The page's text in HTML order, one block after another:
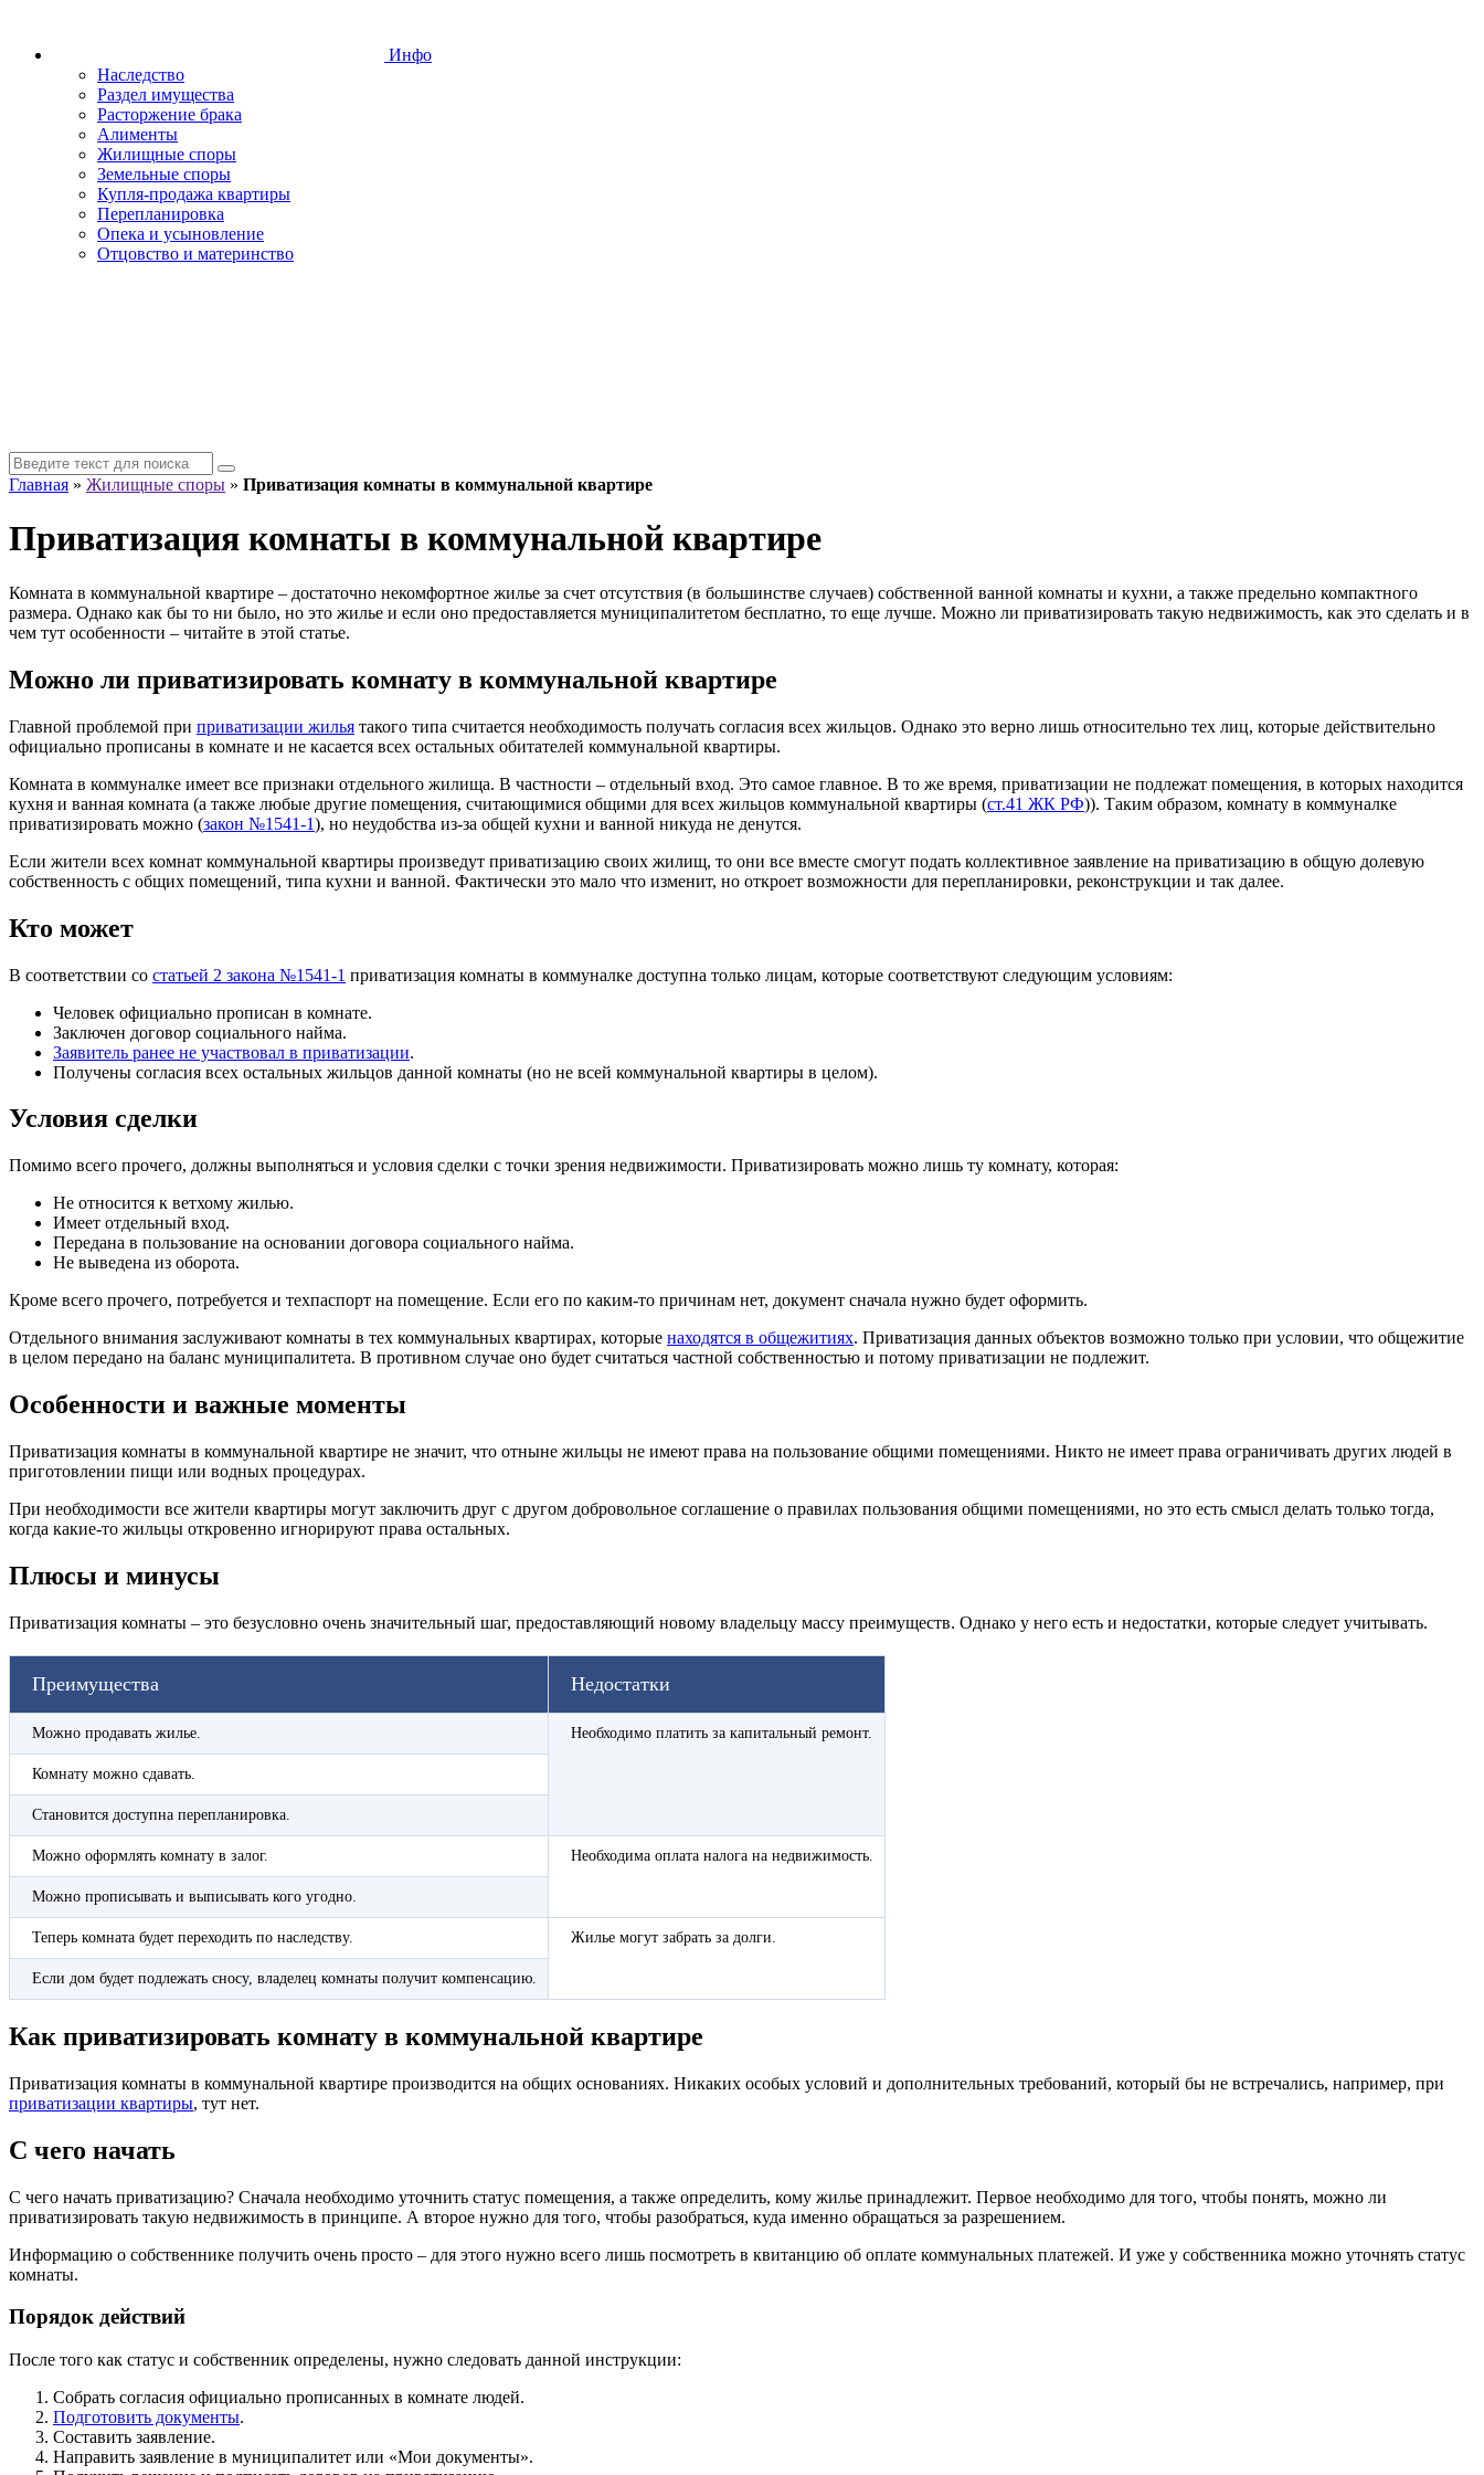
Инфо
Наследство
Раздел имущества
Расторжение брака
Алименты
Жилищные споры
Земельные споры
Купля-продажа квартиры
Перепланировка
Опека и усыновление
Отцовство и материнство
Главная » Жилищные споры » Приватизация комнаты в коммунальной квартире
Приватизация комнаты в коммунальной квартире
Комната в коммунальной квартире – достаточно некомфортное жилье за счет отсутствия (в большинстве случаев) собственной ванной комнаты и кухни, а также предельно компактного
размера. Однако как бы то ни было, но это жилье и если оно предоставляется муниципалитетом бесплатно, то еще лучше. Можно ли приватизировать такую недвижимость, как это сделать и в
чем тут особенности – читайте в этой статье.
Можно ли приватизировать комнату в коммунальной квартире
Главной проблемой при приватизации жилья такого типа считается необходимость получать согласия всех жильцов. Однако это верно лишь относительно тех лиц, которые действительно
официально прописаны в комнате и не касается всех остальных обитателей коммунальной квартиры.
Комната в коммуналке имеет все признаки отдельного жилища. В частности – отдельный вход. Это самое главное. В то же время, приватизации не подлежат помещения, в которых находится
кухня и ванная комната (а также любые другие помещения, считающимися общими для всех жильцов коммунальной квартиры (ст.41 ЖК РФ)). Таким образом, комнату в коммуналке
приватизировать можно (закон №1541-1), но неудобства из-за общей кухни и ванной никуда не денутся.
Если жители всех комнат коммунальной квартиры произведут приватизацию своих жилищ, то они все вместе смогут подать коллективное заявление на приватизацию в общую долевую
собственность с общих помещений, типа кухни и ванной. Фактически это мало что изменит, но откроет возможности для перепланировки, реконструкции и так далее.
Кто может
В соответствии со статьей 2 закона №1541-1 приватизация комнаты в коммуналке доступна только лицам, которые соответствуют следующим условиям:
Человек официально прописан в комнате.
Заключен договор социального найма.
Заявитель ранее не участвовал в приватизации.
Получены согласия всех остальных жильцов данной комнаты (но не всей коммунальной квартиры в целом).
Условия сделки
Помимо всего прочего, должны выполняться и условия сделки с точки зрения недвижимости. Приватизировать можно лишь ту комнату, которая:
Не относится к ветхому жилью.
Имеет отдельный вход.
Передана в пользование на основании договора социального найма.
Не выведена из оборота.
Кроме всего прочего, потребуется и техпаспорт на помещение. Если его по каким-то причинам нет, документ сначала нужно будет оформить.
Отдельного внимания заслуживают комнаты в тех коммунальных квартирах, которые находятся в общежитиях. Приватизация данных объектов возможно только при условии, что общежитие
в целом передано на баланс муниципалитета. В противном случае оно будет считаться частной собственностью и потому приватизации не подлежит.
Особенности и важные моменты
Приватизация комнаты в коммунальной квартире не значит, что отныне жильцы не имеют права на пользование общими помещениями. Никто не имеет права ограничивать других людей в
приготовлении пищи или водных процедурах.
При необходимости все жители квартиры могут заключить друг с другом добровольное соглашение о правилах пользования общими помещениями, но это есть смысл делать только тогда,
когда какие-то жильцы откровенно игнорируют права остальных.
Плюсы и минусы
Приватизация комнаты – это безусловно очень значительный шаг, предоставляющий новому владельцу массу преимуществ. Однако у него есть и недостатки, которые следует учитывать.
Преимущества Недостатки
Можно продавать жилье. Необходимо платить за капитальный ремонт.
Комнату можно сдавать.
Становится доступна перепланировка.
Можно оформлять комнату в залог. Необходима оплата налога на недвижимость.
Можно прописывать и выписывать кого угодно.
Теперь комната будет переходить по наследству. Жилье могут забрать за долги.
Если дом будет подлежать сносу, владелец комнаты получит компенсацию.
Как приватизировать комнату в коммунальной квартире
Приватизация комнаты в коммунальной квартире производится на общих основаниях. Никаких особых условий и дополнительных требований, который бы не встречались, например, при
приватизации квартиры, тут нет.
С чего начать
С чего начать приватизацию? Сначала необходимо уточнить статус помещения, а также определить, кому жилье принадлежит. Первое необходимо для того, чтобы понять, можно ли
приватизировать такую недвижимость в принципе. А второе нужно для того, чтобы разобраться, куда именно обращаться за разрешением.
Информацию о собственнике получить очень просто – для этого нужно всего лишь посмотреть в квитанцию об оплате коммунальных платежей. И уже у собственника можно уточнять статус
комнаты.
Порядок действий
После того как статус и собственник определены, нужно следовать данной инструкции:
Собрать согласия официально прописанных в комнате людей.
Подготовить документы.
Составить заявление.
Направить заявление в муниципалитет или «Мои документы».